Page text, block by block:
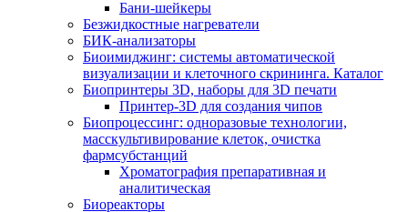
Бани-шейкеры
Безжидкостные нагреватели
БИК-анализаторы
Биоимиджинг: системы автоматической
визуализации и клеточного скрининга. Каталог
Биопринтеры 3D, наборы для 3D печати
Принтер-3D для создания чипов
Биопроцессинг: одноразовые технологии,
масскультивирование клеток, очистка
фармсубстанций
Хроматография препаративная и
аналитическая
Биореакторы